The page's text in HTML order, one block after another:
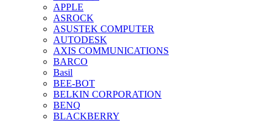
APPLE
ASROCK
ASUSTEK COMPUTER
AUTODESK
AXIS COMMUNICATIONS
BARCO
Basil
BEE-BOT
BELKIN CORPORATION
BENQ
BLACKBERRY